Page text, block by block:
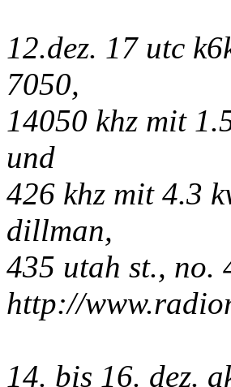
12.dez. 17 utc
7050,
14050 khz mit
und
426 khz mit 4.3
dillman,
435 utah st., no.
http://
14. bis 16. dez.